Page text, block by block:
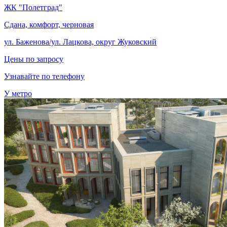
ЖК "Полетград"
Сдана, комфорт, черновая
ул. Баженова/ул. Лацкова, округ Жуковский
Цены по запросу
Узнавайте по телефону
У метро